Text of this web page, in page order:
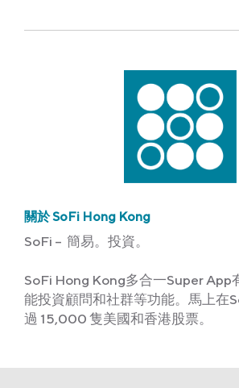
關於 SoFi Hong Kong
SoFi – 簡易。投資。
SoFi Hong Kong多合一Super App
能投資顧問和社群等功能。馬上在
過 15,000 隻美國和香港股票。